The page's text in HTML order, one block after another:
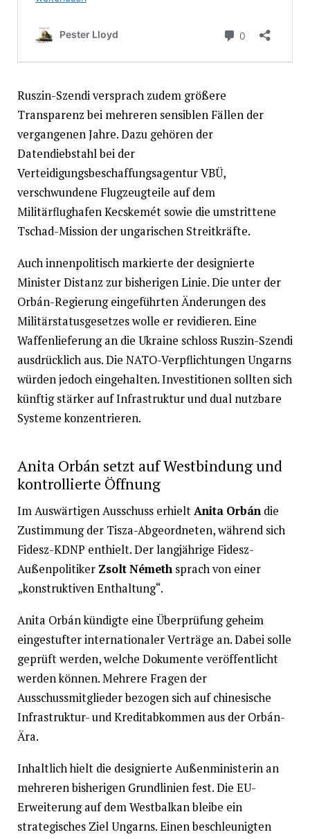
Ruszin-Szendi versprach zudem größere
Transparenz bei mehreren sensiblen Fällen der
vergangenen Jahre. Dazu gehören der
Datendiebstahl bei der
Verteidigungsbeschaffungsagentur VBÜ,
verschwundene Flugzeugteile auf dem
Militärflughafen Kecskemét sowie die umstrittene
Tschad-Mission der ungarischen Streitkräfte.
Auch innenpolitisch markierte der designierte
Minister Distanz zur bisherigen Linie. Die unter der
Orbán-Regierung eingeführten Änderungen des
Militärstatusgesetzes wolle er revidieren. Eine
Waffenlieferung an die Ukraine schloss Ruszin-Szendi
ausdrücklich aus. Die NATO-Verpflichtungen Ungarns
würden jedoch eingehalten. Investitionen sollten sich
künftig stärker auf Infrastruktur und dual nutzbare
Systeme konzentrieren.
Anita Orbán setzt auf Westbindung und
kontrollierte Öffnung
Im Auswärtigen Ausschuss erhieltAnita Orbándie
Zustimmung der Tisza-Abgeordneten, während sich
Fidesz-KDNP enthielt. Der langjährige Fidesz-
AußenpolitikerZsolt Némethsprach von einer
„konstruktiven Enthaltung“.
Anita Orbán kündigte eine Überprüfung geheim
eingestufter internationaler Verträge an. Dabei solle
geprüft werden, welche Dokumente veröffentlicht
werden können. Mehrere Fragen der
Ausschussmitglieder bezogen sich auf chinesische
Infrastruktur- und Kreditabkommen aus der Orbán-
Ära.
Inhaltlich hielt die designierte Außenministerin an
mehreren bisherigen Grundlinien fest. Die EU-
Erweiterung auf dem Westbalkan bleibe ein
strategisches Ziel Ungarns. Einen beschleunigten